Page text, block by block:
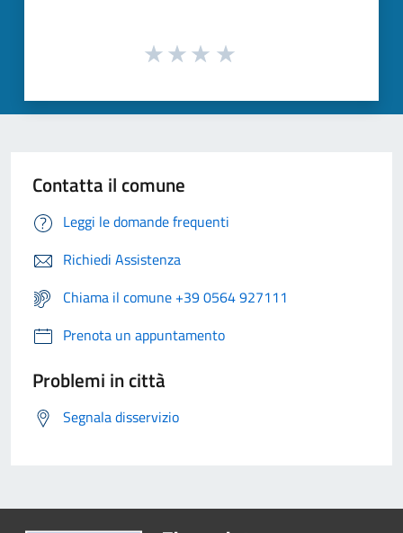
Contatta il comune
Leggi le domande frequenti
Richiedi Assistenza
Chiama il comune +39 0564 927111
Prenota un appuntamento
Problemi in città
Segnala disservizio